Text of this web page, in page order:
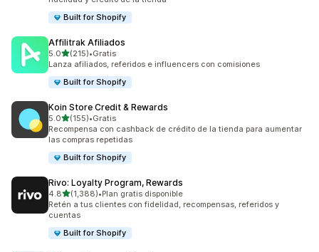
Built for Shopify
Affilitrak Afiliados
5.0de 5 estrellas
(215)
215 reseñas en total
•Gratis
Lanza afiliados, referidos e influencers con comisiones
Built for Shopify
Koin Store Credit & Rewards
5.0de 5 estrellas
(155)
155 reseñas en total
•Gratis
Recompensa con cashback de crédito de la tienda para aumentar
las compras repetidas
Built for Shopify
Rivo: Loyalty Program, Rewards
4.8de 5 estrellas
(1,388)
1388 reseñas en total
•Plan gratis disponible
Retén a tus clientes con fidelidad, recompensas, referidos y
cuentas
Built for Shopify